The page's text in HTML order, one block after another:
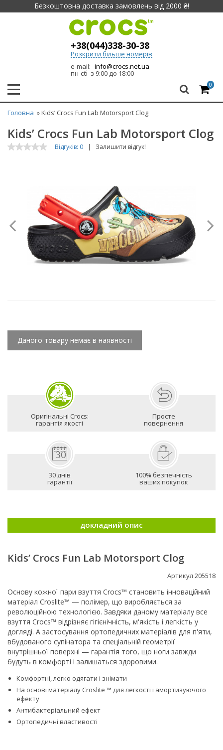
Безкоштовна доставка замовлень від 2000 ₴!
+38(044)338-30-38
Розкрити більше номерів
e-mail: info@crocs.net.ua
пн-сб з 9:00 до 18:00
0
Головна » Kids’ Crocs Fun Lab Motorsport Clog
Kids’ Crocs Fun Lab Motorsport Clog
Відгуків: 0 | Залишити відгук!
Даного товару немає в наявності
Оригінальні Crocs:
гарантія якості
Просте
повернення
30 днів
гарантії
100% безпечність
ваших покупок
докладний опис
Kids’ Crocs Fun Lab Motorsport Clog
Артикул 205518
Основу кожної пари взуття Crocs™ становить інноваційний
матеріал Croslite™ — полімер, що виробляється за
революційною технологією. Завдяки даному матеріалу все
взуття Crocs™ відрізняє гігієнічність, м'якість і легкість у
догляді. А застосування ортопедичних матеріалів для п'яти,
вбудованого супінатора та спеціальній геометрії
внутрішньої поверхні — гарантія того, що ноги завжди
будуть в комфорті і залишаться здоровими.
Комфортні, легко одягати і знімати
На основі матеріалу Croslite ™ для легкості і амортизуючого
ефекту
Антибактеріальний ефект
Ортопедичні властивості